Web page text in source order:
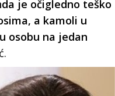
je očigledno teško
a kamoli u
osobu na jedan